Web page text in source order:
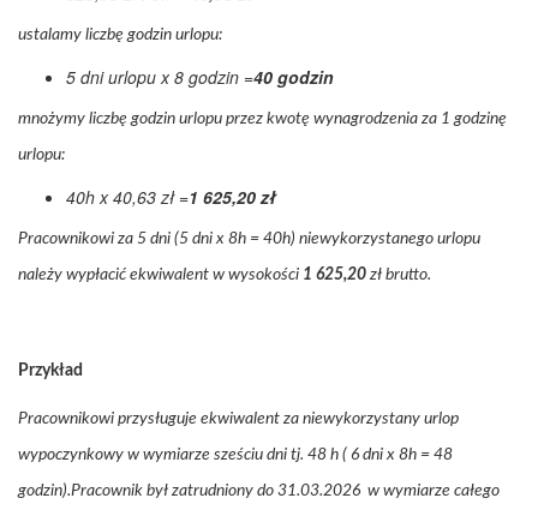
ustalamy liczbę godzin urlopu:
5 dni urlopu x 8 godzin =40 godzin
mnożymy liczbę godzin urlopu przez kwotę wynagrodzenia za 1 godzinę
urlopu:
40h x 40,63 zł =1 625,20 zł
Pracownikowi za 5 dni (5 dni x 8h = 40h) niewykorzystanego urlopu
należy wypłacić ekwiwalent w wysokości 1 625,20 zł brutto.
Przykład
Pracownikowi przysługuje ekwiwalent za niewykorzystany urlop
wypoczynkowy w wymiarze sześciu dni tj. 48 h ( 6 dni x 8h = 48
godzin).Pracownik był zatrudniony do 31.03.2026 w wymiarze całego